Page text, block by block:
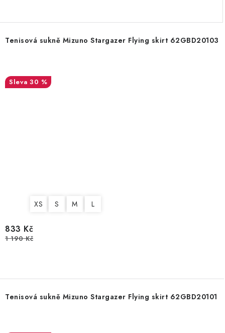
Tenisová sukně Mizuno Stargazer Flying skirt 62GBD20103
30 %
XS S M L
833 Kč
1 190 Kč
Tenisová sukně Mizuno Stargazer Flying skirt 62GBD20101